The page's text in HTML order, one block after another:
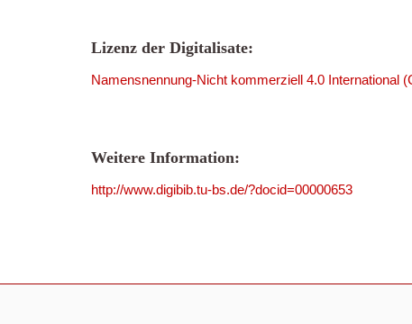
Lizenz der Digitalisate:
Namensnennung-Nicht kommerziell 4.0 International
Weitere Information:
http://www.digibib.tu-bs.de/?docid=00000653